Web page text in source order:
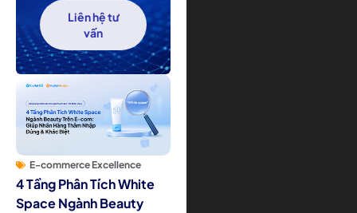
Liên hệ tư
vấn
E-commerce Excellence
4 Tầng Phân Tích White
Space Ngành Beauty